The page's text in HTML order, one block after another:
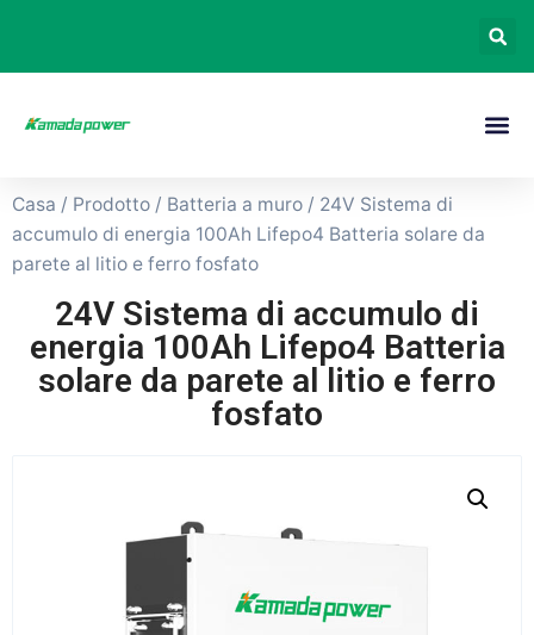
Casa / Prodotto / Batteria a muro / 24V Sistema di
accumulo di energia 100Ah Lifepo4 Batteria solare da
parete al litio e ferro fosfato
24V Sistema di accumulo di
energia 100Ah Lifepo4 Batteria
solare da parete al litio e ferro
fosfato